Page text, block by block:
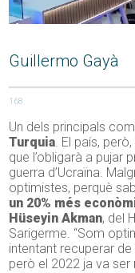
Guillermo Gayà
168
Un dels principals
Turquia. El país, però,
que l’obligarà a pujar
guerra d’Ucraïna.
optimistes, perquè
un 20% més
Hüseyin Akman, del
Sarigerme. “Som
intentant recuperar
però el 2022 ja va